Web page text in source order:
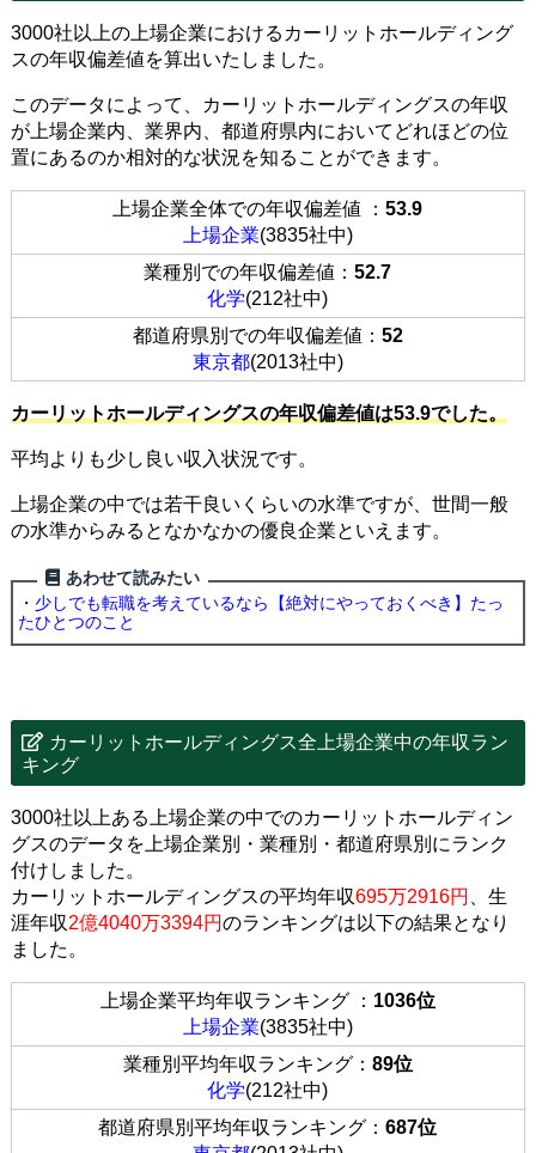
3000社以上の上場企業におけるカーリットホールディング
スの年収偏差値を算出いたしました。
このデータによって、カーリットホールディングスの年収
が上場企業内、業界内、都道府県内においてどれほどの位
置にあるのか相対的な状況を知ることができます。
上場企業全体での年収偏差値 ：53.9
上場企業(3835社中)
業種別での年収偏差値：52.7
化学(212社中)
都道府県別での年収偏差値： 52
東京都(2013社中)
カーリットホールディングスの年収偏差値は53.9でした。
平均よりも少し良い収入状況です。
上場企業の中では若干良いくらいの水準ですが、世間一般
の水準からみるとなかなかの優良企業といえます。
あわせて読みたい
・ 少しでも転職を考えているなら【絶対にやっておくべき】たっ
たひとつのこと
カーリットホールディングス全上場企業中の年収ラン
キング
3000社以上ある上場企業の中でのカーリットホールディン
グスのデータを上場企業別・業種別・都道府県別にランク
付けしました。
カーリットホールディングスの平均年収695万2916円
、生
涯年収2億4040万3394円のランキングは以下の結果となり
ました。
上場企業平均年収ランキング ： 1036位
上場企業(3835社中)
業種別平均年収ランキング： 89位
化学(212社中)
都道府県別平均年収ランキング：687位